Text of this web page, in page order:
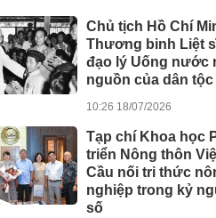
Chủ tịch Hồ Chí
Thương binh Liệt
đạo lý Uống nước
nguồn của dân tộc
10:26 18/07/2026
Tạp chí Khoa học
triển Nông thôn
Cầu nối tri thức
nghiệp trong kỷ
số